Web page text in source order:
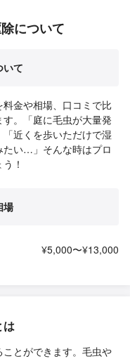
について
いて
金や相場、口コミで比
。「庭に毛虫が大量発
近くを歩いただけで湿
たい…」そんな時はプロ
！
場
¥5,000〜¥13,000
は
とができます。毛虫や